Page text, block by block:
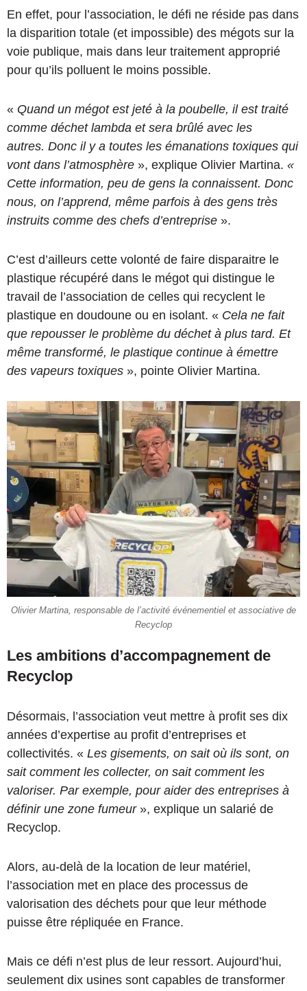
En effet, pour l’association, le défi ne réside pas dans
la disparition totale (et impossible) des mégots sur la
voie publique, mais dans leur traitement approprié
pour qu’ils polluent le moins possible.
« Quand un mégot est jeté à la poubelle, il est traité
comme déchet lambda et sera brûlé avec les
autres. Donc il y a toutes les émanations toxiques qui
vont dans l’atmosphère », explique Olivier Martina. «
Cette information, peu de gens la connaissent. Donc
nous, on l’apprend, même parfois à des gens très
instruits comme des chefs d’entreprise ».
C’est d’ailleurs cette volonté de faire disparaitre le
plastique récupéré dans le mégot qui distingue le
travail de l’association de celles qui recyclent le
plastique en doudoune ou en isolant. « Cela ne fait
que repousser le problème du déchet à plus tard. Et
même transformé, le plastique continue à émettre
des vapeurs toxiques », pointe Olivier Martina.
Olivier Martina, responsable de l’activité événementiel et associative de
Recyclop
Les ambitions d’accompagnement de
Recyclop
Désormais, l’association veut mettre à profit ses dix
années d’expertise au profit d’entreprises et
collectivités. « Les gisements, on sait où ils sont, on
sait comment les collecter, on sait comment les
valoriser. Par exemple, pour aider des entreprises à
définir une zone fumeur», explique un salarié de
Recyclop.
Alors, au-delà de la location de leur matériel,
l’association met en place des processus de
valorisation des déchets pour que leur méthode
puisse être répliquée en France.
Mais ce défi n’est plus de leur ressort. Aujourd’hui,
seulement dix usines sont capables de transformer